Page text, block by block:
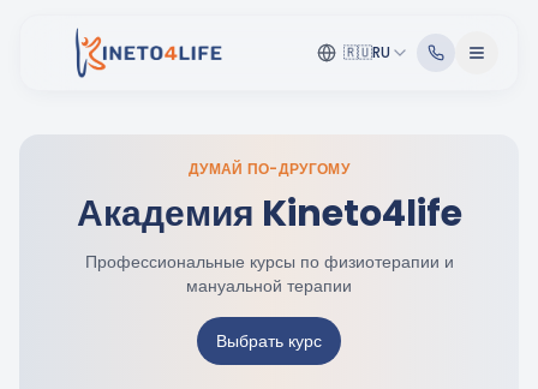
🇷🇺RU
ДУМАЙ ПО-ДРУГОМУ
Академия Kineto4life
Профессиональные курсы по физиотерапии и
мануальной терапии
Выбрать курс